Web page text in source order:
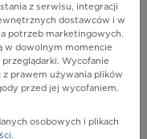
z serwisu, integracji
dostawców i w
potrzeb marketingowych.
w dowolnym momencie
Wycofanie
z prawem używania plików
przed jej wycofaniem.
osobowych i plikach
.